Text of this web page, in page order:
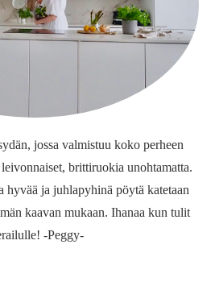
jossa valmistuu koko perheen
brittiruokia unohtamatta.
hyvää ja juhlapyhinä pöytä katetaan
kaavan mukaan. Ihanaa kun tulit
-Peggy-